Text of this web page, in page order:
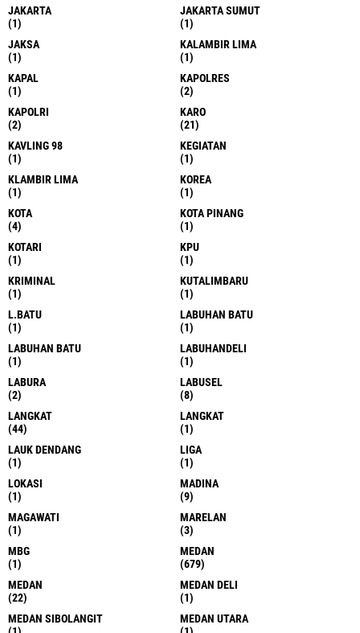
JAKARTA
(1)
JAKARTA SUMUT
(1)
JAKSA
(1)
KALAMBIR LIMA
(1)
KAPAL
(1)
KAPOLRES
(2)
KAPOLRI
(2)
KARO
(21)
KAVLING 98
(1)
KEGIATAN
(1)
KLAMBIR LIMA
(1)
KOREA
(1)
KOTA
(4)
KOTA PINANG
(1)
KOTARI
(1)
KPU
(1)
KRIMINAL
(1)
KUTALIMBARU
(1)
L.BATU
(1)
LABUHAN BATU
(1)
LABUHAN BATU
(1)
LABUHANDELI
(1)
LABURA
(2)
LABUSEL
(8)
LANGKAT
(44)
LANGKAT
(1)
LAUK DENDANG
(1)
LIGA
(1)
LOKASI
(1)
MADINA
(9)
MAGAWATI
(1)
MARELAN
(3)
MBG
(1)
MEDAN
(679)
MEDAN
(22)
MEDAN DELI
(1)
MEDAN SIBOLANGIT
MEDAN UTARA